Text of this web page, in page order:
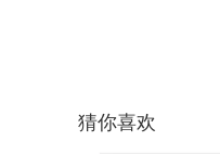
猜你喜欢